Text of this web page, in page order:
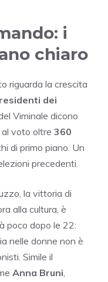
i
chiaro
riguarda la crescita
dei
Viminale dicono
voto oltre 360
di primo piano. Un
precedenti.
la vittoria di
alla cultura, è
poco dopo le 22:
nelle donne non è
Simile il
Anna Bruni